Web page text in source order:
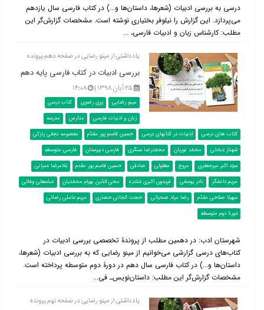
درسی به بررسی ادبیات (شعرها، داستان‌ها و...) در کتاب فارسی سال یازدهم
می‌پردازد. این گزارش را نیلوفر بختیاری نوشته است. مشخصات گزارش‌گر این
مطلب: کارشناس زبان و ادبیات فارسی، ...
یادداشتی از مینو رضایی در صفحه دهم پرونده
بررسی ادبیات در کتاب فارسی پایه دهم
۲۵ آبان ۱۳۹۸ | ۱۴:۰۸
مینو رضایی پری رضوی
کتاب درسی
زبان و ادبیات فارسی
مدارس
مدرسه
کتاب های درسی
ادبیات در کتابهای درسی حسین قاسم پور مقدّم
معصومه نجفی پازکی
شهناز عبادتی
محمّد نوریان محمّدرضا سنگری فارسی دبیرستان
فارسی متوسطه
سیّد اکبر میرجعفری
مروج معقولی صادقی حسین قاسم پور مقدم
غلامرضا عمرانی
مریم دانشگر
نادر یوسفی فریدون اکبری شلدره محی الدّین بهرام محمّدیان
عباسعلی وفائی
سهیلا صلاحی مقدّم
رضا مراد صحرائی حجت کجانی حصاری
مریم عاملی رضائی
دورۀ دوم متوسطه
شهرستان ادب: در دهمین مطلب از پروندۀ تخصصی بررسی ادبیات در
کتاب‌‌های درسی گزارشی می‌خوانیم از مینو رضایی که به بررسی ادبیات (شعرها،
داستان‌ها و...) در کتاب فارسی سال دهم در دورۀ دوم متوسطه پرداخته است.
مشخصات گزارش‌گر این مطلب: داستان‌نویس‌ـ فی...
یادداشتی از مینو رضایی در صفحه نهم پرونده